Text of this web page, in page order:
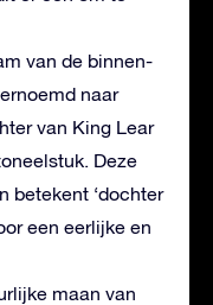
van de binnen-
naar
van King Lear
Deze
betekent ‘dochter
een eerlijke en
maan van